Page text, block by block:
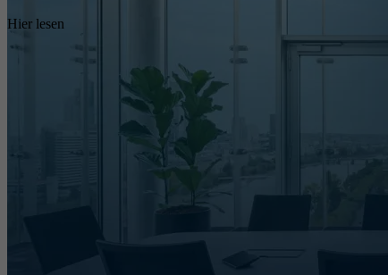
Hier lesen